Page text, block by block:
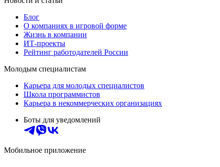
Блог
О компаниях в игровой форме
Жизнь в компании
ИТ-проекты
Рейтинг работодателей России
Молодым специалистам
Карьера для молодых специалистов
Школа программистов
Карьера в некоммерческих организациях
Боты для уведомлений
Мобильное приложение